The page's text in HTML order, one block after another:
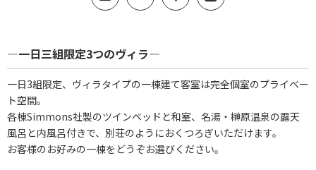
―一日三組限定3つのヴィラ―
一日3組限定、ヴィラタイプの一棟建て客室は完全個室のプライベー
ト空間。
各棟Simmons社製のツインベッドと和室、名湯・榊原温泉の露天
風呂と内風呂付きで、別荘のようにおくつろぎいただけます。
お客様のお好みの一棟をどうぞお選びください。